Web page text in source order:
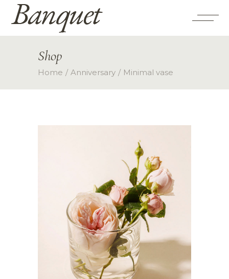
Shop
Home Anniversary Minimal vase